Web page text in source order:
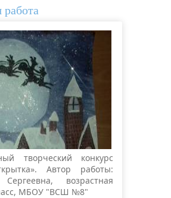
работа
творческий конкурс
Автор работы:
возрастная
МБОУ "ВСШ №8"